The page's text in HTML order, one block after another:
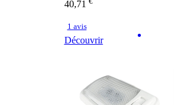
40,71
1 avis
Découvrir